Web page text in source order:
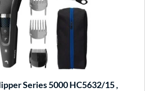
Series 5000 HC5632/15 ,